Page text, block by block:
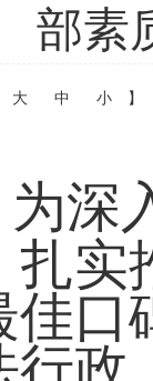
部素
大 中 小 】
为深
扎实
佳口